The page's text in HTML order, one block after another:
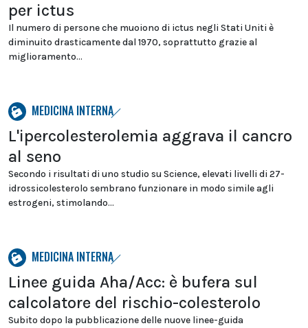
per ictus
Il numero di persone che muoiono di ictus negli Stati Uniti è
diminuito drasticamente dal 1970, soprattutto grazie al
miglioramento...
MEDICINA INTERNA
L'ipercolesterolemia aggrava il cancro
al seno
Secondo i risultati di uno studio su Science, elevati livelli di 27-
idrossicolesterolo sembrano funzionare in modo simile agli
estrogeni, stimolando...
MEDICINA INTERNA
Linee guida Aha/Acc: è bufera sul
calcolatore del rischio-colesterolo
Subito dopo la pubblicazione delle nuove linee-guida